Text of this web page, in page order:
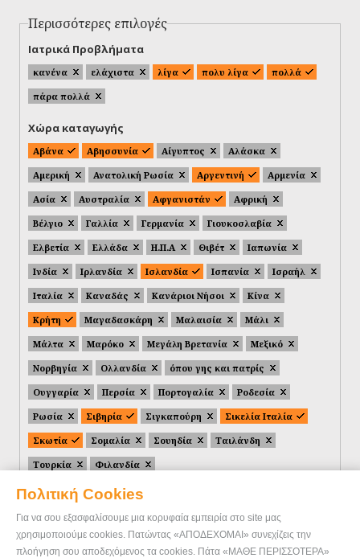
Πολιτική Cookies
Για να σου εξασφαλίσουμε μια κορυφαία εμπειρία στο site μας
χρησιμοποιούμε cookies. Πατώντας «ΑΠΟΔΕΧΟΜΑΙ» συνεχίζεις την
πλοήγηση σου αποδεχόμενος τα cookies. Πάτα «ΜΑΘΕ ΠΕΡΙΣΣΟΤΕΡΑ»
Περισσότερες επιλογές
Ιατρικά Προβλήματα
κανένα ελάχιστα λίγα πολυ λίγα
πολλά
πάρα πολλά
Χώρα καταγωγής
Αβάνα Αβησσυνία Αίγυπτος
Αλάσκα
Αμερική
Ανατολική Ρωσία Αργεντινή
Αρμενία
Ασία
Αυστραλία Αφγανιστάν
Αφρική
Βέλγιο
Γαλλία Γερμανία
Γιουκοσλαβία
Ελβετία
Ελλάδα Η.Π.Α Θιβέτ
Ιαπωνία
Ινδία
Ιρλανδία Ισλανδία Ισπανία
Ισραήλ
Ιταλία
Καναδάς Κανάριοι Νήσοι
Κίνα
Κρήτη
Μαγαδασκάρη Μαλαισία
Μάλι
Μάλτα
Μαρόκο Μεγάλη Βρετανία
Μεξικό
Νορβηγία
Ολλανδία
όπου γης και πατρίς
Ουγγαρία
Περσία Πορτογαλία
Ροδεσία
Ρωσία
Σιβηρία Σιγκαπούρη
Σικελία Ιταλία
Σκωτία
Σομαλία Σουηδία
Ταιλάνδη
Τουρκία
Φιλανδία